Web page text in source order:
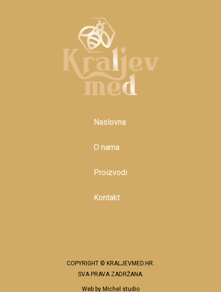
Naslovna
O nama
Proizvodi
Kontakt
COPYRIGHT © KRALJEVMED.HR.
SVA PRAVA ZADRŽANA.
Web by Michel studio